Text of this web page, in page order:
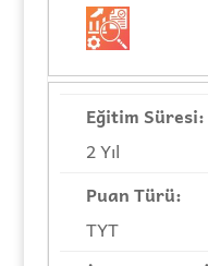
2 Yıl
TYT